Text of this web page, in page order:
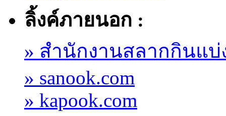
ลิ้งค์ภายนอก :
» สำนักงานสลากกินแบ่
» sanook.com
» kapook.com